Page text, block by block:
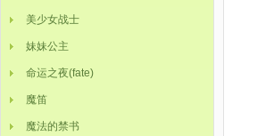
美少女战士
妹妹公主
命运之夜(fate)
魔笛
魔法的禁书